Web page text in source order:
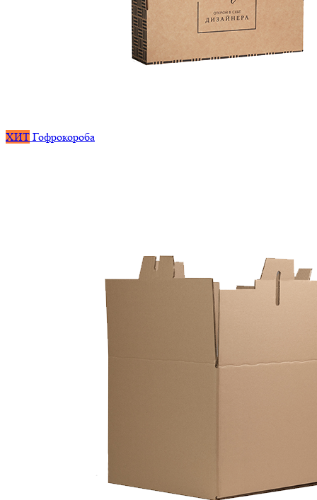
ХИТ Гофрокороба